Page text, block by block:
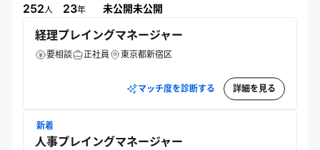
化し、企業の生産性向上と持続的成長を支援する。
252人 23年
未公開未公開
経理プレイングマネージャー
要相談 正社員 東京都新宿区
マッチ度を診断する 詳細を見る
新着
人事プレイングマネージャー